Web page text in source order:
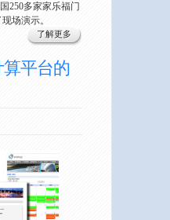
250多家家乐福门
场演示。
了解更多
算平台的